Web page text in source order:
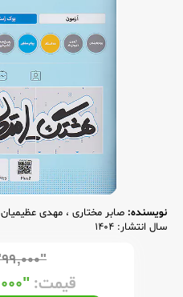
نویسنده: صابر مختاری ، مهدی عظیمیان
سال انتشار: 1404
"۹۹,۰۰۰"
قیمت: "۷۴,۰۰۰"